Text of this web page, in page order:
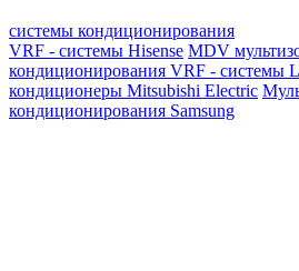
системы кондиционирования
VRF - системы Hisense MDV
кондиционирования VRF - системы
кондиционеры Mitsubishi Electric
кондиционирования Samsung